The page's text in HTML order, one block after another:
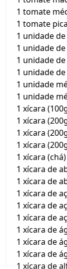
1 tomate
1 tomate
1 unidade
1 unidade
1 unidade
1 unidade
1 unidade
1 unidade
1 xícara
1 xícara
1 xícara
1 xícara
1 xícara
1 xícara de
1 xícara de
1 xícara de
1 xícara de
1 xícara de
1 xícara de
1 xícara de
1 xícara de
1 xícara de